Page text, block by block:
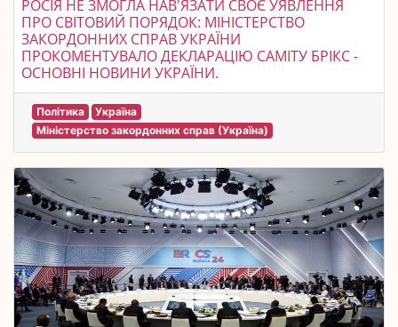
РОСІЯ НЕ ЗМОГЛА НАВ'ЯЗАТИ СВОЄ УЯВЛЕННЯ
ПРО СВІТОВИЙ ПОРЯДОК: МІНІСТЕРСТВО
ЗАКОРДОННИХ СПРАВ УКРАЇНИ
ПРОКОМЕНТУВАЛО ДЕКЛАРАЦІЮ САМІТУ БРІКС -
ОСНОВНІ НОВИНИ УКРАЇНИ.
Політика
Україна
Міністерство закордонних справ (Україна)